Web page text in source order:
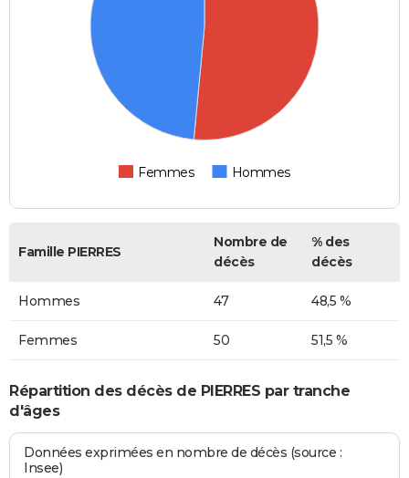
Femmes Hommes
Famille PIERRES
Nombre de
décès
% des
décès
Hommes 47 48,5 %
Femmes 50 51,5 %
Répartition des décès de PIERRES par tranche
d'âges
Données exprimées en nombre de décès (source :
Insee)